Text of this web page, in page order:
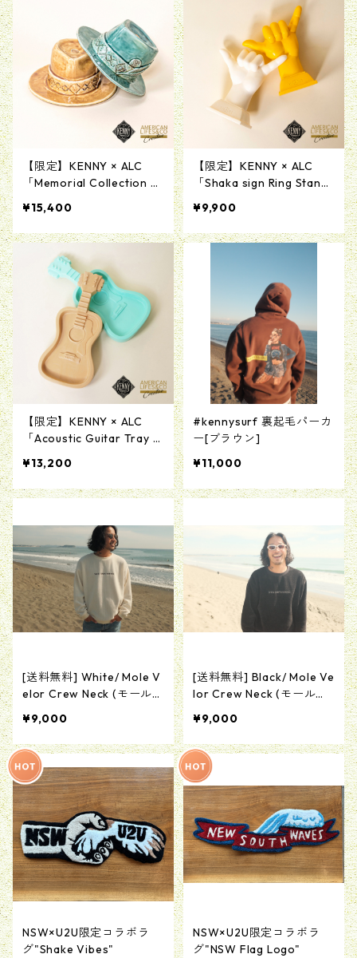
【限定】KENNY × ALC
「Memorial Collection H
ay Product by KENSAKU
HARADA」陶器製お香立て
＆トレー
¥15,400
【限定】KENNY × ALC
「Shaka sign Ring Stand
URES」レジン製リングス
タンド
¥9,900
【限定】KENNY × ALC
「Acoustic Guitar Tray P
RES」レジン製ギタートレ
イ
¥13,200
#kennysurf 裏起毛パーカ
ー[ブラウン]
¥11,000
[送料無料] White/ Mole V
elor Crew Neck (モールベ
ト)
¥9,000
[送料無料] Black/ Mole Ve
lor Crew Neck (モールベ
¥9,000
NSW×U2U限定コラボラ
グ"Shake Vibes"
NSW×U2U限定コラボラ
グ"NSW Flag Logo"